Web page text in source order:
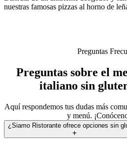
nuestras famosas pizzas al horno de
Preguntas
Preguntas sobre el
italiano sin
Aquí respondemos tus dudas más
y menú.
¿Siamo Ristorante ofrece opciones sin